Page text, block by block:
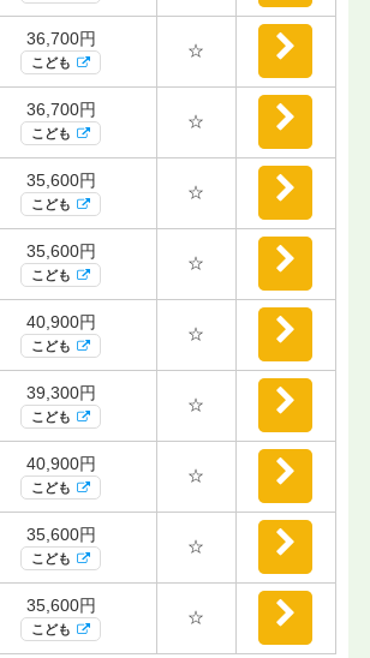
36,700円
こども
☆
36,700円
こども
☆
35,600円
こども
☆
35,600円
こども
☆
40,900円
こども
☆
39,300円
こども
☆
40,900円
こども
☆
35,600円
こども
☆
35,600円
こども
☆